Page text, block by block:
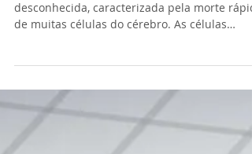
Demências vão pôr em xeque
sistema de saúde